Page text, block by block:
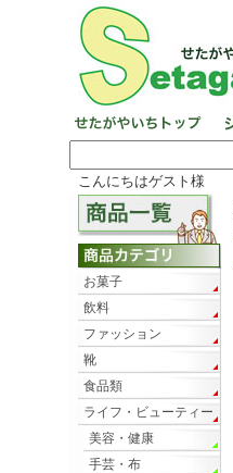
こんにちはゲスト様
お菓子
飲料
ファッション
靴
食品類
ライフ・ビューティー
美容・健康
手芸・布